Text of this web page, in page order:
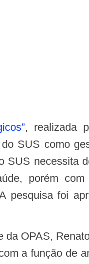
, realizada
SUS como
necessita
porém com
pesquisa foi
a função de